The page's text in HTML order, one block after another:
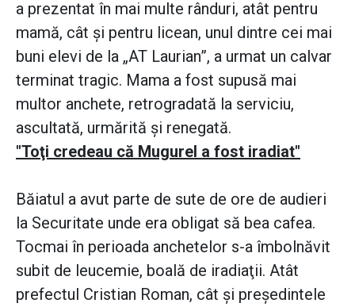
a prezentat în mai multe rânduri, atât pentru
mamă, cât şi pentru licean, unul dintre cei mai
buni elevi de la „AT Laurian”, a urmat un calvar
terminat tragic. Mama a fost supusă mai
multor anchete, retrogradată la serviciu,
ascultată, urmărită şi renegată.
"Toţi credeau că Mugurel a fost iradiat"
Băiatul a avut parte de sute de ore de audieri
la Securitate unde era obligat să bea cafea.
Tocmai în perioada anchetelor s-a îmbolnăvit
subit de leucemie, boală de iradiaţii. Atât
prefectul Cristian Roman, cât şi preşedintele